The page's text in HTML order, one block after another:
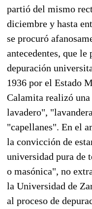
partió del mismo
diciembre y hasta
se procuró
antecedentes, que
depuración
1936 por el Estado
Calamita realizó
lavadero",
"capellanes". En el
la convicción de
universidad pura de
o masónica", no
la Universidad de
al proceso de